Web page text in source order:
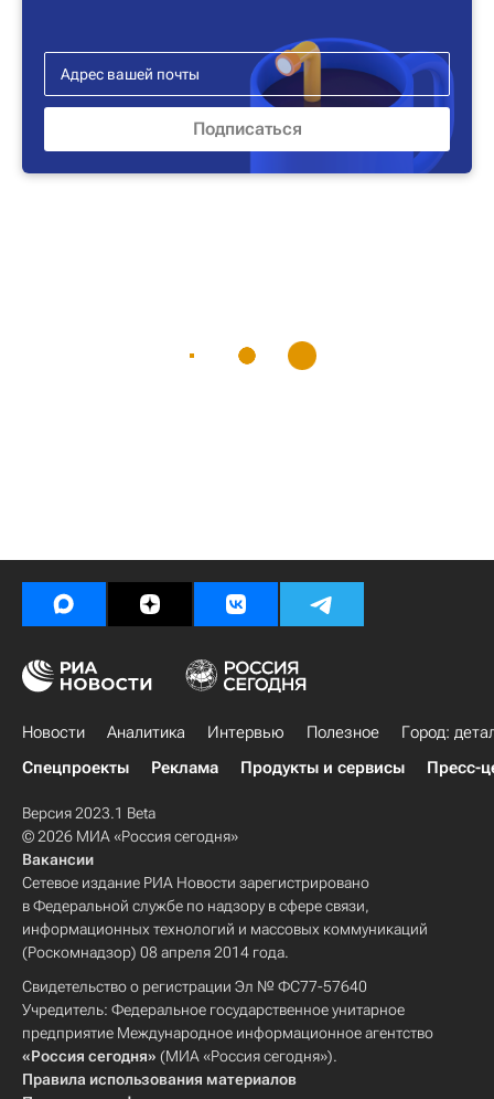
Новости Аналитика Интервью Полезное
Город:
Спецпроекты
Реклама Продукты и сервисы Пресс-
Версия 2023.1 Beta
© 2026 МИА «Россия сегодня»
Вакансии
Сетевое издание РИА Новости зарегистрировано
в Федеральной службе по надзору в сфере связи,
информационных технологий и массовых коммуникаций
(Роскомнадзор) 08 апреля 2014 года.
Свидетельство о регистрации Эл № ФС77-57640
Учредитель: Федеральное государственное унитарное
предприятие Международное информационное агентство
«Россия сегодня» (МИА «Россия сегодня»).
Правила использования материалов